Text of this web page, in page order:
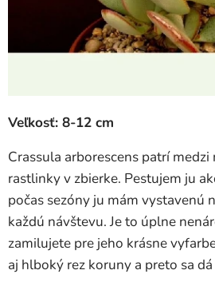
Veľkosť: 8-12 cm
Crassula arborescens patrí
rastlinky v zbierke. Pestujem ju
počas sezóny ju mám vystavenú
každú návštevu. Je to úplne
zamilujete pre jeho krásne
aj hlboký rez koruny a preto sa